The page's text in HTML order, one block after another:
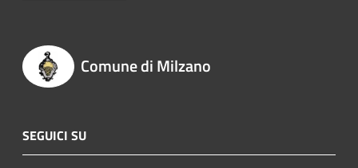
Comune di Milzano
SEGUICI SU